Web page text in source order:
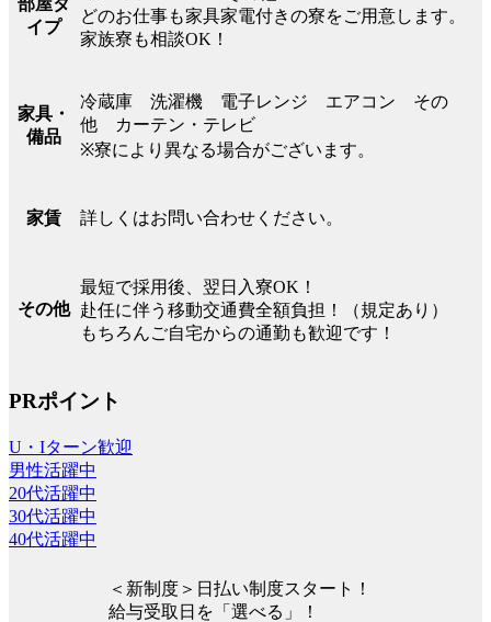
部屋タ
イプ
どのお仕事も家具家電付きの寮をご用意します。
家族寮も相談OK！
家具・
備品
冷蔵庫 洗濯機 電子レンジ エアコン その
他 カーテン・テレビ
※寮により異なる場合がございます。
家賃 詳しくはお問い合わせください。
その他
最短で採用後、翌日入寮OK！
赴任に伴う移動交通費全額負担！（規定あり）
もちろんご自宅からの通勤も歓迎です！
PRポイント
U・Iターン歓迎
男性活躍中
20代活躍中
30代活躍中
40代活躍中
＜新制度＞日払い制度スタート！
給与受取日を「選べる」！